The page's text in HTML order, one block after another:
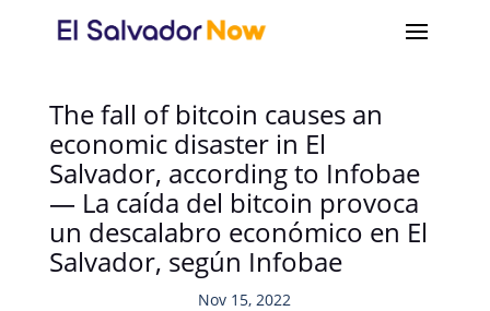
The fall of bitcoin causes an
economic disaster in El
Salvador, according to Infobae
— La caída del bitcoin provoca
un descalabro económico en El
Salvador, según Infobae
Nov 15, 2022